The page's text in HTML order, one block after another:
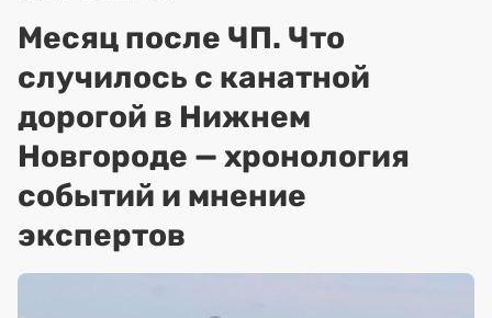
Месяц после ЧП. Что
случилось с канатной
дорогой в Нижнем
Новгороде — хронология
событий и мнение
экспертов